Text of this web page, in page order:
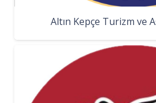
Altın Kepçe Turizm ve